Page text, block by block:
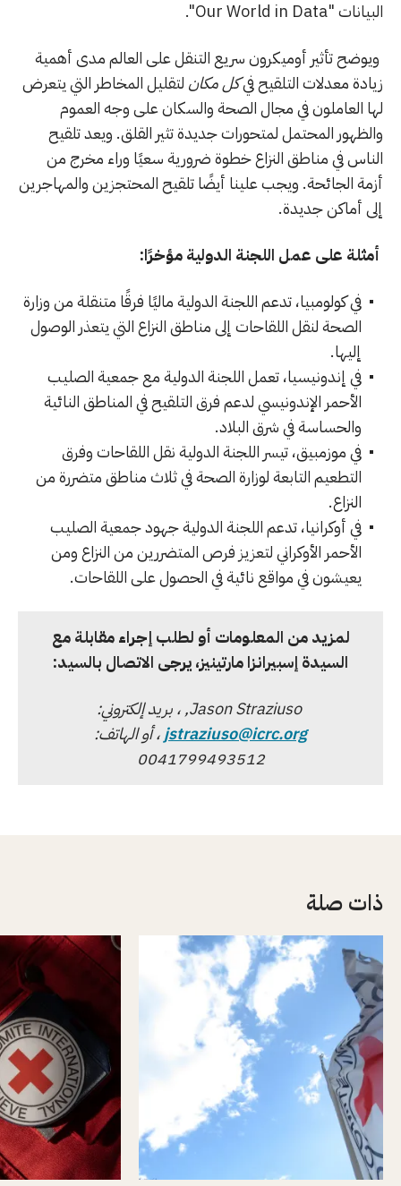
البيانات "Our World in Data".
ويوضح تأثير أوميكرون سريع التنقل على العالم مدى أهمية
زيادة معدلات التلقيح فيكل مكان لتقليل المخاطر التي يتعرض
لها العاملون في مجال الصحة والسكان على وجه العموم
والظهور المحتمل لمتحورات جديدة تثير القلق. ويعد تلقيح
الناس في مناطق النزاع خطوة ضرورية سعيًا وراء مخرج من
أزمة الجائحة. ويجب علينا أيضًا تلقيح المحتجزين والمهاجرين
إلى أماكن جديدة.
أمثلة على عمل اللجنة الدولية مؤخرًا:
في كولومبيا، تدعم اللجنة الدولية ماليًا فرقًا متنقلة من وزارة
الصحة لنقل اللقاحات إلى مناطق النزاع التي يتعذر الوصول
إليها.
في إندونيسيا، تعمل اللجنة الدولية مع جمعية الصليب
الأحمر الإندونيسي لدعم فرق التلقيح في المناطق النائية
والحساسة في شرق البلاد.
في موزمبيق، تيسر اللجنة الدولية نقل اللقاحات وفرق
التطعيم التابعة لوزارة الصحة في ثلاث مناطق متضررة من
النزاع.
في أوكرانيا، تدعم اللجنة الدولية جهود جمعية الصليب
الأحمر الأوكراني لتعزيز فرص المتضررين من النزاع ومن
يعيشون في مواقع نائية في الحصول على اللقاحات.
لمزيد من المعلومات أو لطلب إجراء مقابلة مع
السيدة إسبيرانزا مارتينيز، يرجى الاتصال بالسيد:
Jason Straziuso, ، بريد إلكتروني:
jstraziuso@icrc.org، أو الهاتف:
0041799493512
ذات صلة